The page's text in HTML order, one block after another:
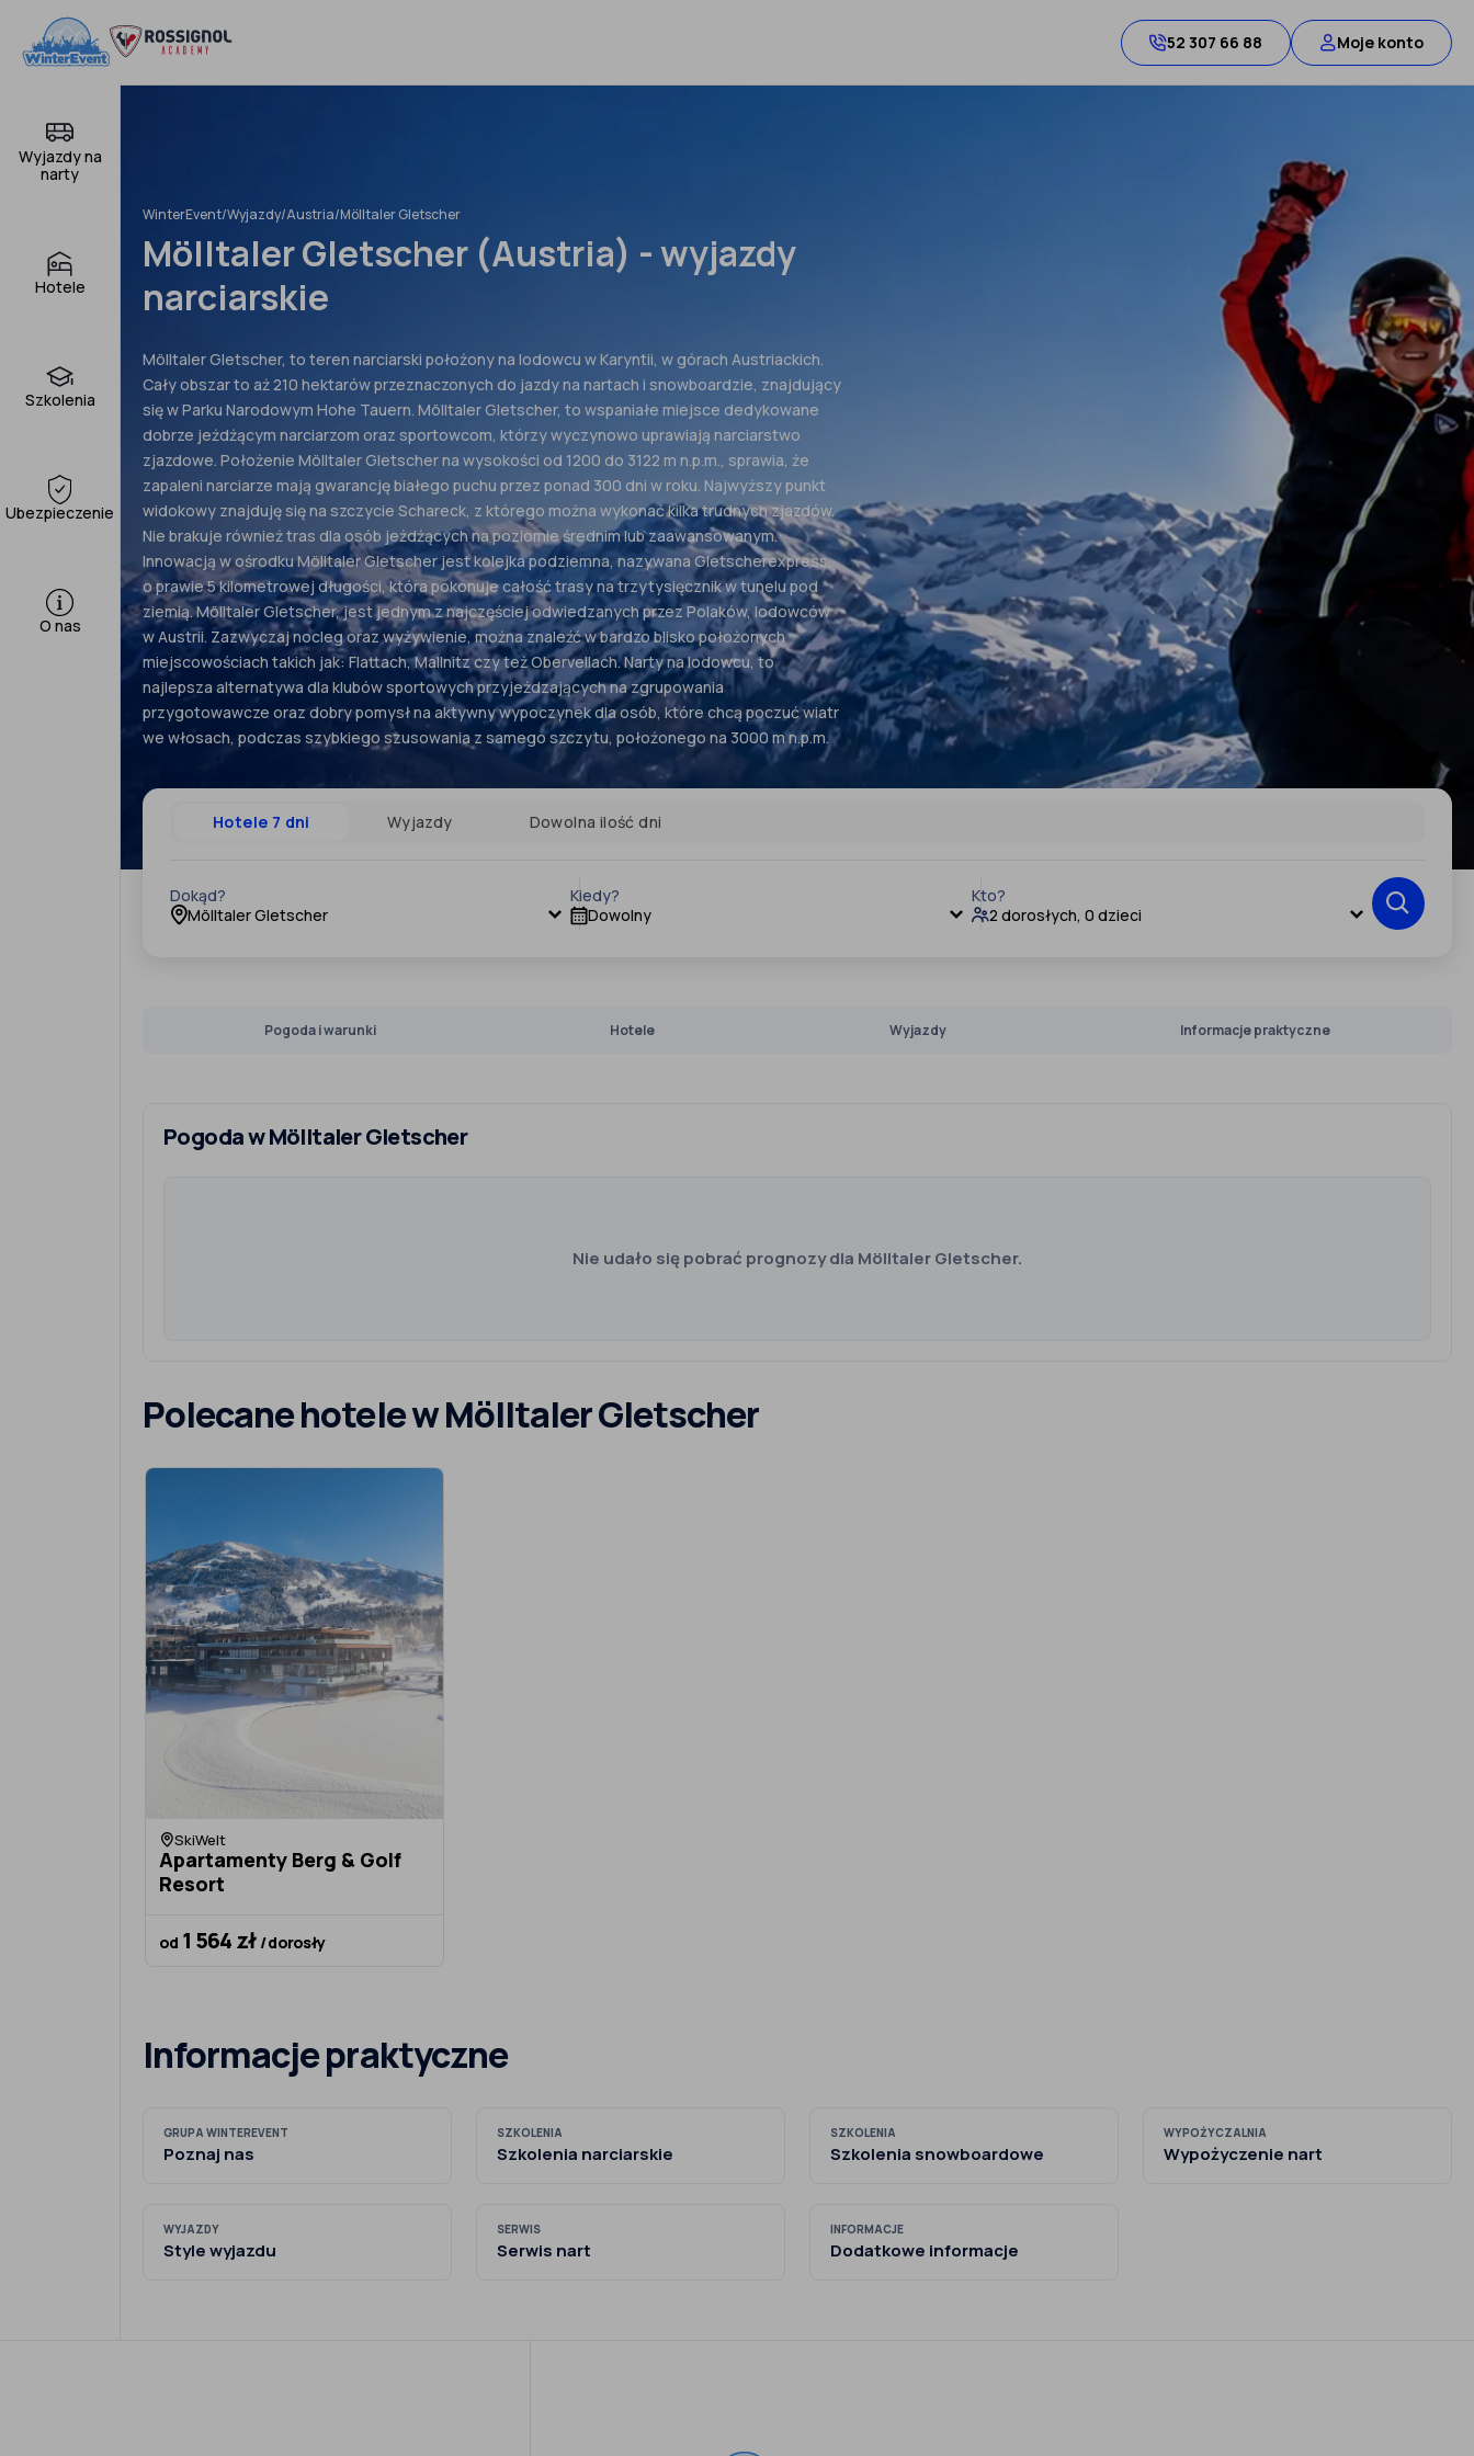
treści
52 307 66 88 Moje konto
Wyjazdy na
narty
Hotele
Szkolenia
Ubezpieczenie
O nas
WinterEvent/Wyjazdy/Austria/Mölltaler Gletscher
Mölltaler Gletscher (Austria) - wyjazdy
narciarskie
Mölltaler Gletscher, to teren narciarski położony na lodowcu w Karyntii, w górach Austriackich.
Cały obszar to aż 210 hektarów przeznaczonych do jazdy na nartach i snowboardzie, znajdujący
się w Parku Narodowym Hohe Tauern. Mölltaler Gletscher, to wspaniałe miejsce dedykowane
dobrze jeżdżącym narciarzom oraz sportowcom, którzy wyczynowo uprawiają narciarstwo
zjazdowe. Położenie Mölltaler Gletscher na wysokości od 1200 do 3122 m n.p.m., sprawia, że
zapaleni narciarze mają gwarancję białego puchu przez ponad 300 dni w roku. Najwyższy punkt
widokowy znajduję się na szczycie Schareck, z którego można wykonać kilka trudnych zjazdów.
Nie brakuje również tras dla osób jeżdżących na poziomie średnim lub zaawansowanym.
Innowacją w ośrodku Mölltaler Gletscher jest kolejka podziemna, nazywana Gletscherexpress,
o prawie 5 kilometrowej długości, która pokonuje całość trasy na trzytysięcznik w tunelu pod
ziemią. Mölltaler Gletscher, jest jednym z najczęściej odwiedzanych przez Polaków, lodowców
w Austrii. Zazwyczaj nocleg oraz wyżywienie, można znaleźć w bardzo blisko położonych
miejscowościach takich jak: Flattach, Mallnitz czy też Obervellach. Narty na lodowcu, to
najlepsza alternatywa dla klubów sportowych przyjeżdzających na zgrupowania
przygotowawcze oraz dobry pomysł na aktywny wypoczynek dla osób, które chcą poczuć wiatr
we włosach, podczas szybkiego szusowania z samego szczytu, położonego na 3000 m n.p.m.
Hotele 7 dni Wyjazdy Dowolna ilość dni
Dokąd?
Mölltaler Gletscher
Kiedy?
Dowolny
Kto?
2 dorosłych, 0 dzieci
Pogoda i warunki Hotele Wyjazdy Informacje praktyczne
Pogoda w Mölltaler Gletscher
Nie udało się pobrać prognozy dla Mölltaler Gletscher.
Polecane hotele w Mölltaler Gletscher
SkiWelt
Apartamenty Berg & Golf
Resort
od 1 564 zł / dorosły
Informacje praktyczne
GRUPA WINTEREVENT
Poznaj nas
SZKOLENIA
Szkolenia narciarskie
SZKOLENIA
Szkolenia snowboardowe
WYPOŻYCZALNIA
Wypożyczenie nart
WYJAZDY
Style wyjazdu
SERWIS
Serwis nart
INFORMACJE
Dodatkowe informacje